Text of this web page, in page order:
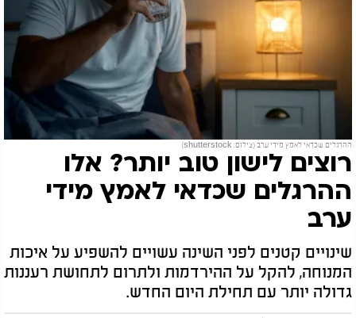
ההרגלים שכדאי לאמץ מידי ערב (צילום: shutterstock)
רוצים לישון טוב יותר? אלו
ההרגלים שכדאי לאמץ מידי
ערב
שינויים קטנים לפני השינה עשויים להשפיע על איכות
המנוחה, להקל על ההירדמות ולתרום לתחושת רעננות
גדולה יותר עם תחילת היום החדש.